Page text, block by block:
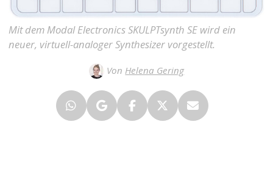
Mit dem Modal Electronics SKULPTsynth SE wird ein
neuer, virtuell-analoger Synthesizer vorgestellt.
Von Helena Gering